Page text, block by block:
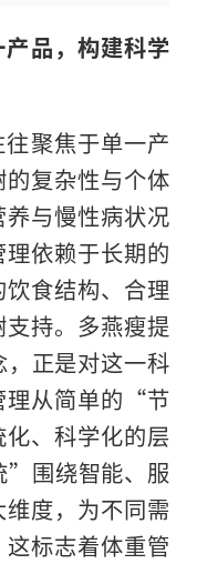
品，构建科学
聚焦于单一产
复杂性与个体
与慢性病状况
依赖于长期的
食结构、合理
持。多燕瘦提
正是对这一科
理从简单的“节
、科学化的层
”围绕智能、服
度，为不同需
标志着体重管